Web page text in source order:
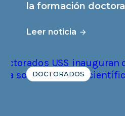
la formación doctoral
Leer noticia
DOCTORADOS